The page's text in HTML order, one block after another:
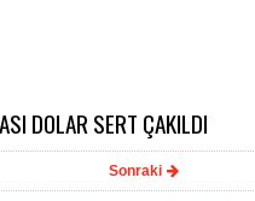
DOLAR SERT ÇAKILDI
Sonraki